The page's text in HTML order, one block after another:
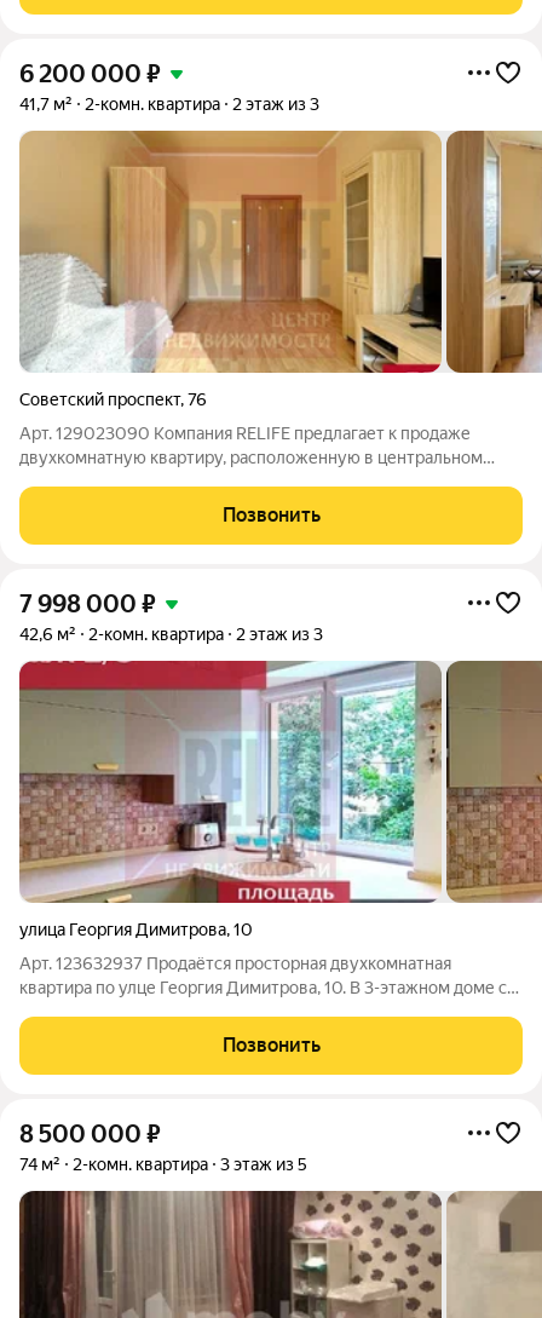
6 200 000 ₽
41,7 м² 2-комн. квартира 2 этаж из 3
Советский проспект,76
Арт. 129023090 Компания RELIFE предлагает к продаже
двухкомнатную квартиру, расположенную в центральном
для проживания, так как у дома выгодное месторасположение.
Квартира находится на 2
Позвонить
7 998 000 ₽
42,6 м² 2-комн. квартира 2 этаж из 3
улица Георгия Димитрова,10
Арт. 123632937 Продаётся просторная двухкомнатная
квартира по улце Георгия Димитрова, 10. В 3-этажном доме с
«хрущёвка», а основательная послевоенная постройка из
кирпича и ж/б плит с
Позвонить
8 500 000 ₽
74 м² 2-комн. квартира 3 этаж из 5